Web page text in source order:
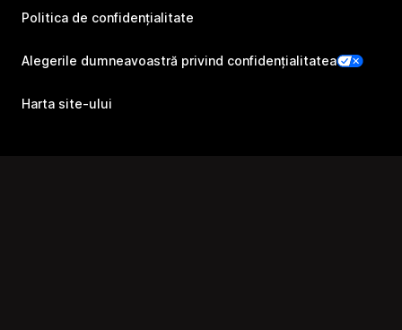
Politica de confidențialitate
Alegerile dumneavoastră privind confidențialitatea
Harta site-ului